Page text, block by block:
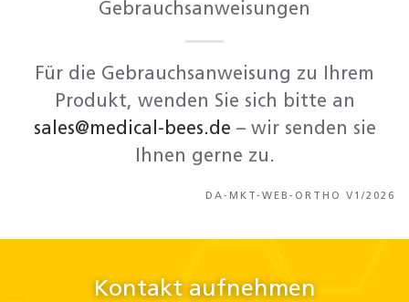
Gebrauchsanweisungen
Für die Gebrauchsanweisung zu Ihrem
Produkt, wenden Sie sich bitte an
sales@medical-bees.de – wir senden sie
Ihnen gerne zu.
DA-MKT-WEB-ORTHO V1/2026
Kontakt aufnehmen